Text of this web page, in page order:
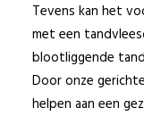
Tevens kan het
met een
blootliggende
Door onze
helpen aan een